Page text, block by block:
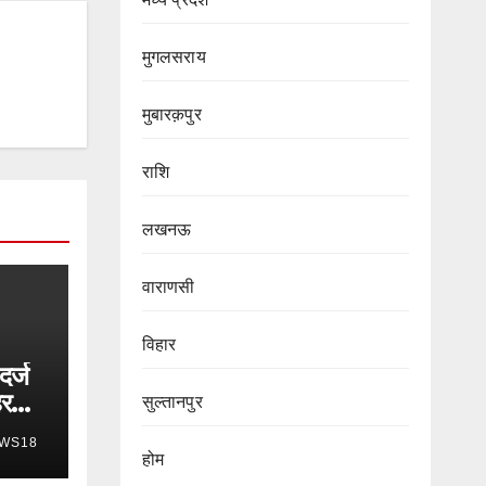
मुगलसराय
मुबारक़पुर
राशि
लखनऊ
वाराणसी
विहार
सुल्तानपुर
होम